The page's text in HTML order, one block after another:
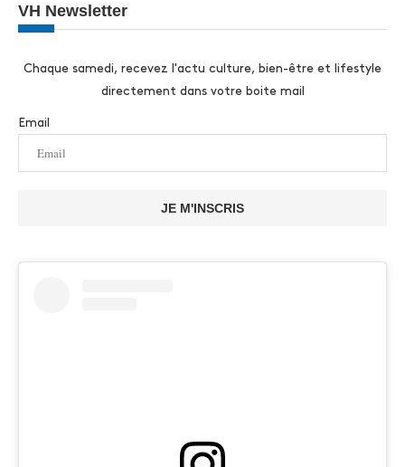
VH Newsletter
Chaque samedi, recevez l'actu culture, bien-être et lifestyle
directement dans votre boite mail
Email
JE M'INSCRIS